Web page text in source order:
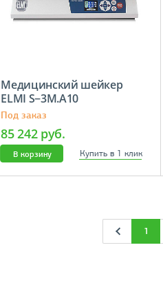
Медицинский шейкер
ELMI S−3M.A10
Под заказ
85 242 руб.
В корзину Купить в 1 клик
1